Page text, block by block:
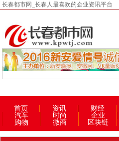
长春都市网_长春人最喜欢的企业资讯平台
首页 资讯 财经
汽车
时尚 企业
购物
微商 区块链